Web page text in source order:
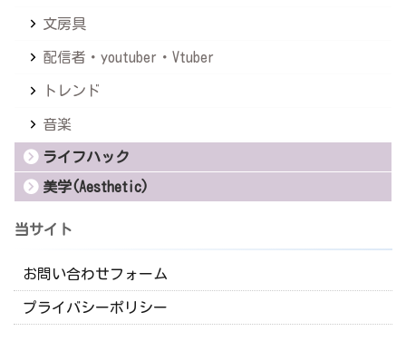
文房具
配信者・youtuber・Vtuber
トレンド
音楽
ライフハック
美学(Aesthetic)
当サイト
お問い合わせフォーム
プライバシーポリシー